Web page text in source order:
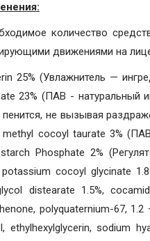
количество
движениями на
25% (Увлажнитель —
23% (ПАВ - натуральный
пенится, не вызывая
methyl cocoyl taurate 3%
Phosphate 2%
potassium cocoyl glycinate
distearate 1.5%,
polyquaternium-67,
ethylhexylglycerin, sodium